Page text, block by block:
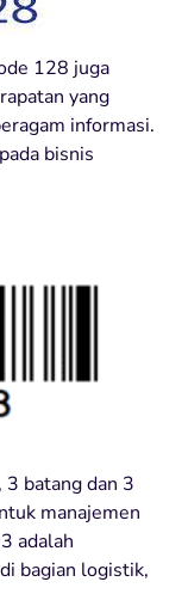
128 juga
yang
informasi.
bisnis
batang dan 3
manajemen
adalah
bagian logistik,